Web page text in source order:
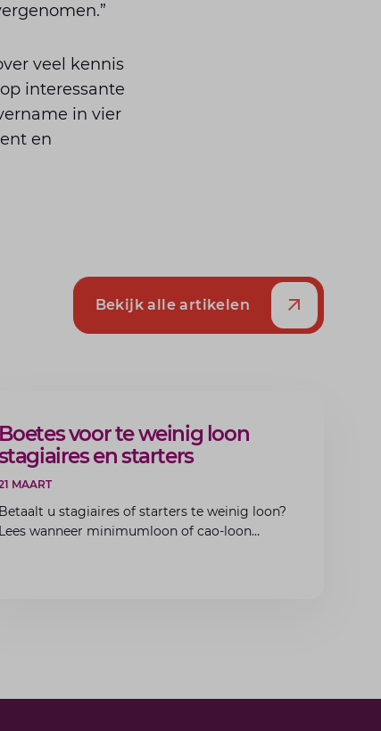
veel kennis
interessante
in vier
en
Bekijk alle artikelen
ARTIKEL
Boetes voor te weinig loon
en starters
MAART
Betaalt u stagiaires of starters te weinig loon?
Lees wanneer minimumloon of cao-loon